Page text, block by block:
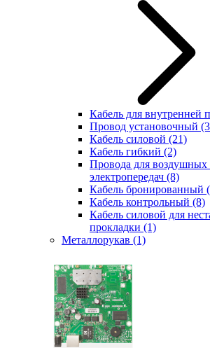
Кабель для внутренней
Провод установочный
Кабель силовой (21)
Кабель гибкий (2)
Провода для
электропередач (8)
Кабель бронированный
Кабель контрольный (8)
Кабель силовой для
прокладки (1)
Металлорукав (1)